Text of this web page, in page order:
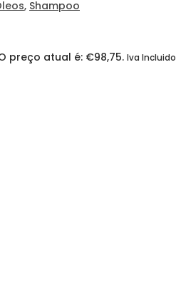
, Shampoo
preço atual é: €98,75. Iva Incluido